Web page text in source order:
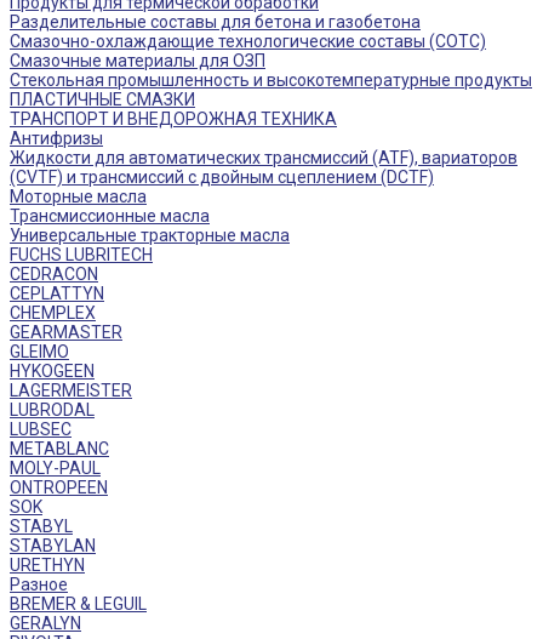
Разделительные составы для бетона и газобетона
Смазочно-охлаждающие технологические составы (СОТС)
Смазочные материалы для ОЗП
Стекольная промышленность и высокотемпературные продукты
ПЛАСТИЧНЫЕ СМАЗКИ
ТРАНСПОРТ И ВНЕДОРОЖНАЯ ТЕХНИКА
Антифризы
Жидкости для автоматических трансмиссий (ATF), вариаторов
(CVTF) и трансмиссий с двойным сцеплением (DCTF)
Моторные масла
Трансмиссионные масла
Универсальные тракторные масла
FUCHS LUBRITECH
CEDRACON
CEPLATTYN
CHEMPLEX
GEARMASTER
GLEIMO
HYKOGEEN
LAGERMEISTER
LUBRODAL
LUBSEC
METABLANC
MOLY-PAUL
ONTROPEEN
SOK
STABYL
STABYLAN
URETHYN
Разное
BREMER & LEGUIL
GERALYN